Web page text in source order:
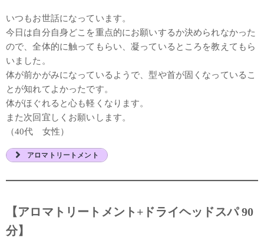
いつもお世話になっています。
今日は自分自身どこを重点的にお願いするか決められなかった
ので、全体的に触ってもらい、凝っているところを教えてもら
いました。
体が前かがみになっているようで、型や首が固くなっているこ
とが知れてよかったです。
体がほぐれると心も軽くなります。
また次回宜しくお願いします。
（40代 女性）
アロマトリートメント
【アロマトリートメント+ドライヘッドスパ 90
分】